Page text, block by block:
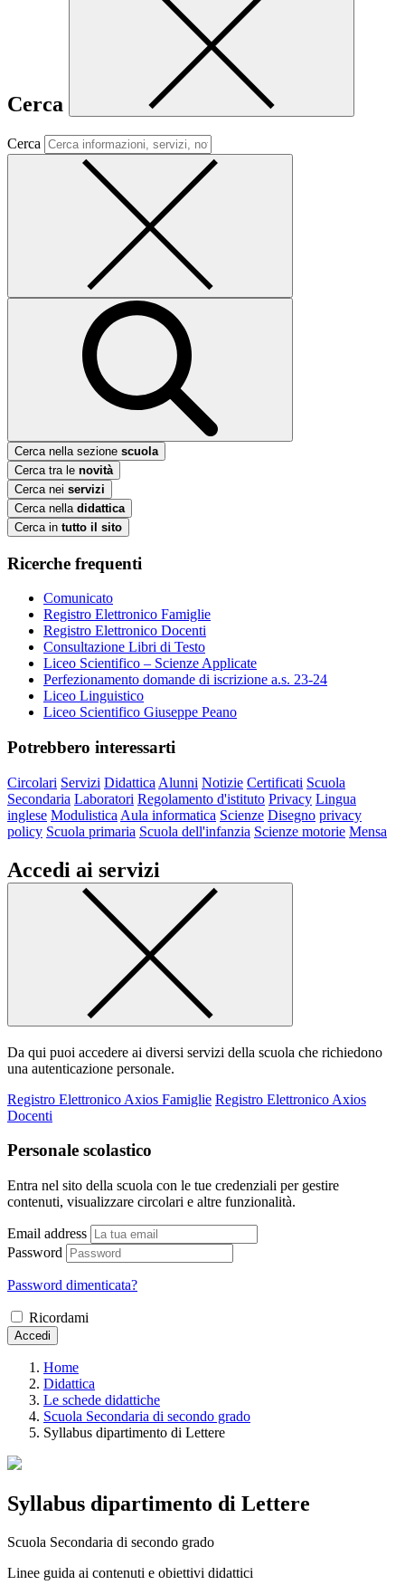
Cerca
Cerca
Cerca nella sezione scuola
Cerca tra le novità
Cerca nei servizi
Cerca nella didattica
Cerca in tutto il sito
Ricerche frequenti
Comunicato
Registro Elettronico Famiglie
Registro Elettronico Docenti
Consultazione Libri di Testo
Liceo Scientifico – Scienze Applicate
Perfezionamento domande di iscrizione a.s. 23-24
Liceo Linguistico
Liceo Scientifico Giuseppe Peano
Potrebbero interessarti
Circolari Servizi Didattica Alunni Notizie Certificati Scuola
Secondaria Laboratori Regolamento d'istituto Privacy Lingua
inglese Modulistica Aula informatica Scienze Disegno privacy
policy Scuola primaria Scuola dell'infanzia Scienze motorie Mensa
Accedi ai servizi
Da qui puoi accedere ai diversi servizi della scuola che richiedono
una autenticazione personale.
Registro Elettronico Axios Famiglie Registro Elettronico Axios
Docenti
Personale scolastico
Entra nel sito della scuola con le tue credenziali per gestire
contenuti, visualizzare circolari e altre funzionalità.
Email address
Password
Password dimenticata?
Ricordami
Accedi
Home
Didattica
Le schede didattiche
Scuola Secondaria di secondo grado
Syllabus dipartimento di Lettere
Syllabus dipartimento di Lettere
Scuola Secondaria di secondo grado
Linee guida ai contenuti e obiettivi didattici